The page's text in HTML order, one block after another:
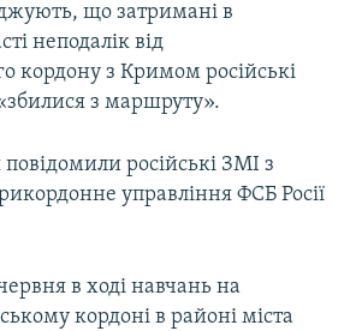
що затримані в
неподалік від
кордону з Кримом російські
з маршруту».
російські ЗМІ з
управління ФСБ Росії
в ході навчань на
кордоні в районі міста